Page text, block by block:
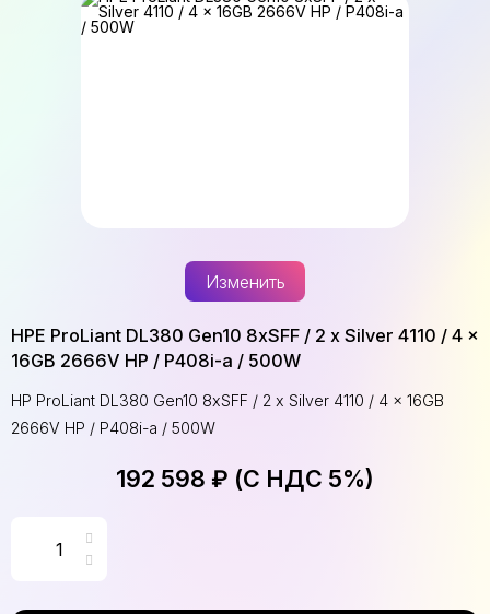
Изменить
HPE ProLiant DL380 Gen10 8xSFF / 2 x Silver 4110 / 4 x
16GB 2666V HP / P408i-a / 500W
HP ProLiant DL380 Gen10 8xSFF / 2 x Silver 4110 / 4 x 16GB
2666V HP / P408i-a / 500W
192 598 ₽ (С НДС 5%)